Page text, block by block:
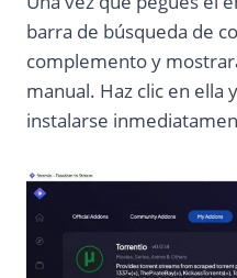
barra de búsqueda de
complemento y
manual. Haz clic en ella
instalarse